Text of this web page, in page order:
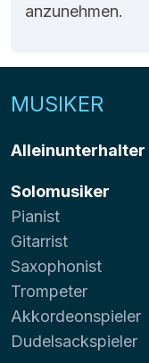
anzunehmen.
MUSIKER
Alleinunterhalter
Solomusiker
Pianist
Gitarrist
Saxophonist
Trompeter
Akkordeonspieler
Dudelsackspieler